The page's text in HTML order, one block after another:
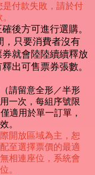
付款失敗，請於付
後方可進行選購。
只要消費者沒有
就會陸陸續續釋放
出可售票券張數。
請留意全形／半形
一次，每組序號限
適用於單一訂單，
。
開放區域為主，恕
至選擇票價的最適
相連座位，系統會
。